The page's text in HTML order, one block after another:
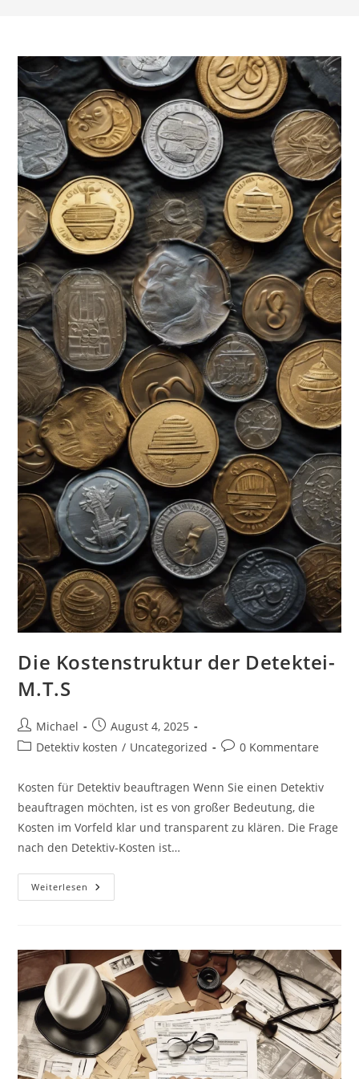
Die Kostenstruktur der Detektei-
M.T.S
Beitrags-
Autor:
Michael
Beitrag
veröffentlicht:
August 4, 2025
Beitrags-
Detektiv kosten / Uncategorized
Beitrags-
0 Kommentare
Kosten für Detektiv beauftragen Wenn Sie einen Detektiv
beauftragen möchten, ist es von großer Bedeutung, die
Kosten im Vorfeld klar und transparent zu klären. Die Frage
nach den Detektiv-Kosten ist…
Weiterlesen Die
Kostenstruktur